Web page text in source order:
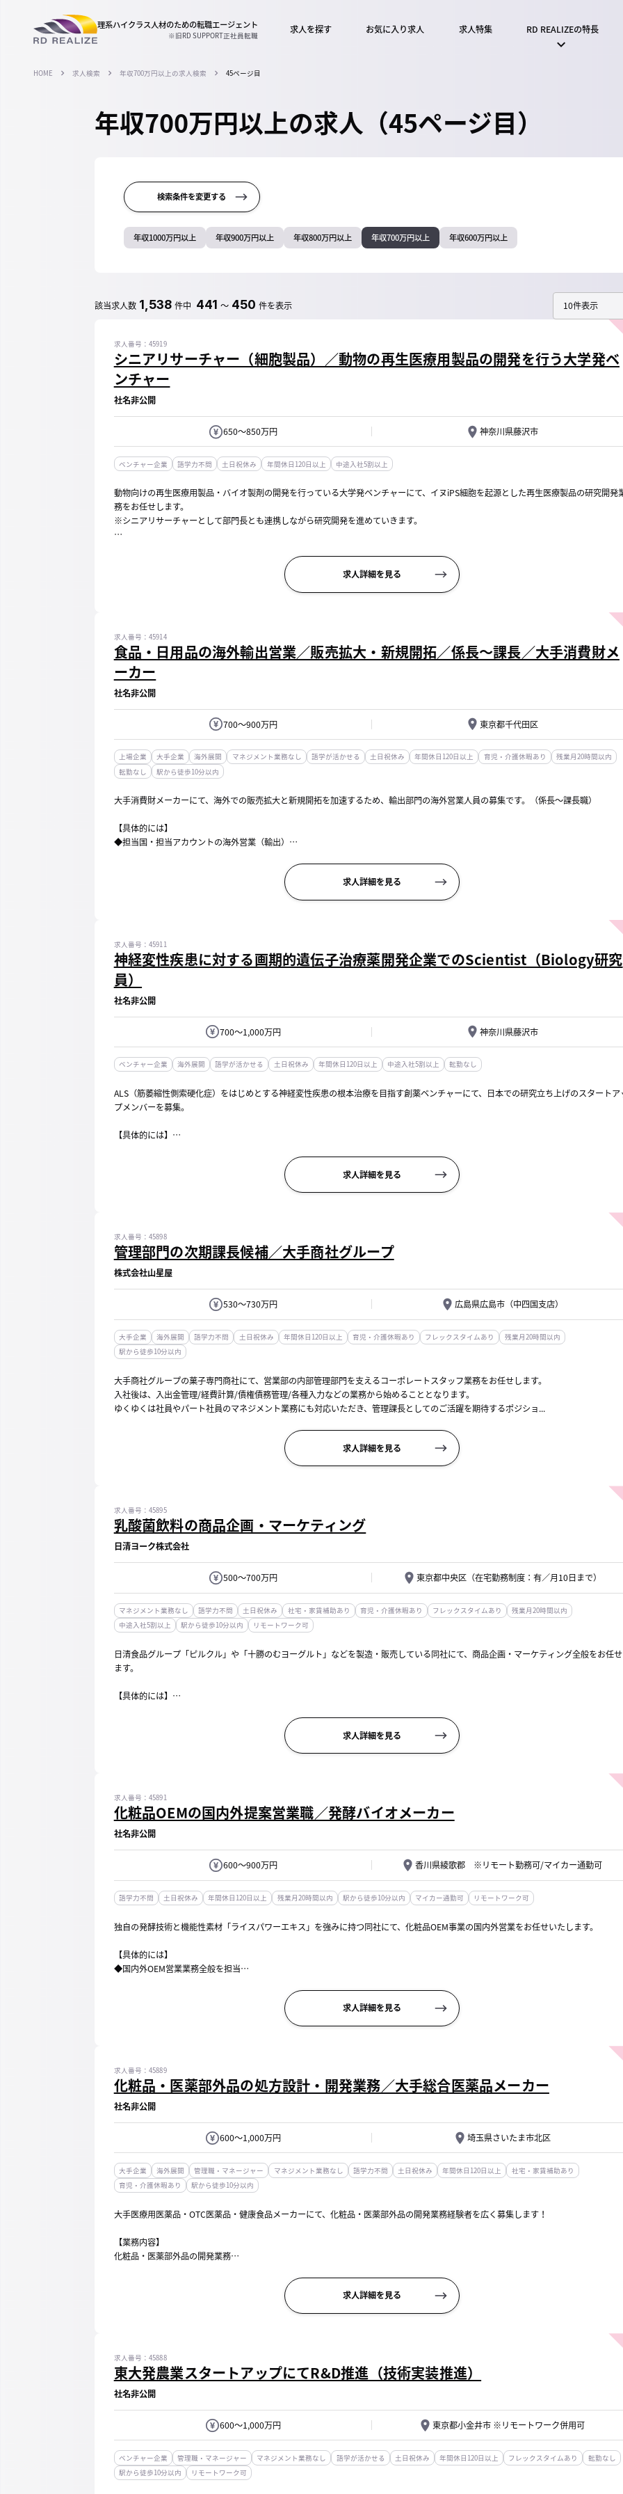
理系ハイクラス人材のための転職エージェント
※旧RD SUPPORT正社員転職 求人を探す お気に入り求人 求人特集 RD REALIZEの特長
HOME 求人検索 年収700万円以上の求人検索 45ページ目
年収700万円以上の求人（45ページ目）
検索条件を変更する
年収1000万円以上 年収900万円以上 年収800万円以上 年収700万円以上 年収600万円以上
該当求人数 1,538 件中 441 ～ 450 件を表示
シニアリサーチャー（細胞製品）／動物の再生医療用製品の開発を行う大学発ベ
ンチャー
求人番号：45919
社名非公開
神奈川県藤沢市
650～850万円
ベンチャー企業 語学力不問 土日祝休み 年間休日120日以上 中途入社5割以上
動物向けの再生医療用製品・バイオ製剤の開発を行っている大学発ベンチャーにて、イヌiPS細胞を起源とした再生医療製品の研究開発
務をお任せします。
※シニアリサーチャーとして部門長とも連携しながら研究開発を進めていきます。
■イヌiPS細胞由来間葉系間質細胞 (ciMSC) の開発～製品化
求人詳細を見る
食品・日用品の海外輸出営業／販売拡大・新規開拓／係長～課長／大手消費財メ
ーカー
求人番号：45914
社名非公開
東京都千代田区
700～900万円
上場企業 大手企業 海外展開 マネジメント業務なし 語学が活かせる 土日祝休み 年間休日120日以上 育児・介護休暇あり
残業月20時間以内
転勤なし
駅から徒歩10分以内
大手消費財メーカーにて、海外での販売拡大と新規開拓を加速するため、輸出部門の海外営業人員の募集です。（係長～課長職）
【具体的には】
◆担当国・担当アカウントの海外営業（輸出）
・海外代理店等と連携した販売拡大施策の企画・...
求人詳細を見る
神経変性疾患に対する画期的遺伝子治療薬開発企業でのScientist（Biology研究
員）
求人番号：45911
社名非公開
神奈川県藤沢市
700～1,000万円
ベンチャー企業 海外展開 語学が活かせる 土日祝休み 年間休日120日以上 中途入社5割以上 転勤なし
ALS（筋萎縮性側索硬化症）をはじめとする神経変性疾患の根本治療を目指す創薬ベンチャーにて、日本での研究立ち上げのスタートア
プメンバーを募集。
【具体的には】
☆哺乳類細胞培養、ウイルス感染実験、遺伝子導入、分子生物学・生化学実験を実施
☆qPCR、RT-qPCR、Western blot、ELISA、免疫染色...
求人詳細を見る
管理部門の次期課長候補／大手商社グループ
求人番号：45898
株式会社山星屋
広島県広島市（中四国支店）
530～730万円
大手企業 海外展開 語学力不問 土日祝休み 年間休日120日以上 育児・介護休暇あり フレックスタイムあり
残業月20時間以内
駅から徒歩10分以内
大手商社グループの菓子専門商社にて、営業部の内部管理部門を支えるコーポレートスタッフ業務をお任せします。
入社後は、入出金管理/経費計算/債権債務管理/各種入力などの業務から始めることとなります。
ゆくゆくは社員やパート社員のマネジメント業務にも対応いただき、管理課長としてのご活躍を期待するポジショ...
求人詳細を見る
乳酸菌飲料の商品企画・マーケティング
求人番号：45895
日清ヨーク株式会社
東京都中央区（在宅勤務制度：有／月10日まで）
500～700万円
マネジメント業務なし 語学力不問 土日祝休み 社宅・家賃補助あり 育児・介護休暇あり フレックスタイムあり
残業月20時間以内
中途入社5割以上
駅から徒歩10分以内 リモートワーク可
日清食品グループ「ピルクル」や「十勝のむヨーグルト」などを製造・販売している同社にて、商品企画・マーケティング全般をお任
ます。
【具体的には】
消費者調査、コンセプトをはじめとした戦略策定、デザイン・損益・表示関連
求人詳細を見る
化粧品OEMの国内外提案営業職／発酵バイオメーカー
求人番号：45891
社名非公開
香川県綾歌郡 ※リモート勤務可/マイカー通勤可
600～900万円
語学力不問 土日祝休み 年間休日120日以上 残業月20時間以内 駅から徒歩10分以内 マイカー通勤可 リモートワーク可
独自の発酵技術と機能性素材「ライスパワーエキス」を強みに持つ同社にて、化粧品OEM事業の国内外営業をお任せいたします。
【具体的には】
◆国内外OEM営業業務全般を担当
・既存OEM先への深耕営業、取引拡大に向けた提案活動
求人詳細を見る
化粧品・医薬部外品の処方設計・開発業務／大手総合医薬品メーカー
求人番号：45889
社名非公開
埼玉県さいたま市北区
600～1,000万円
大手企業 海外展開 管理職・マネージャー マネジメント業務なし 語学力不問 土日祝休み 年間休日120日以上
社宅・家賃補助あり
育児・介護休暇あり
駅から徒歩10分以内
大手医療用医薬品・OTC医薬品・健康食品メーカーにて、化粧品・医薬部外品の開発業務経験者を広く募集します！
【業務内容】
化粧品・医薬部外品の開発業務
■生産部門（弊社生産・品質管理部門および外部製造先）への製造法移管
■外部製造先（OEM・ODMメーカー）マネジメント
求人詳細を見る
東大発農業スタートアップにてR&D推進（技術実装推進）
求人番号：45888
社名非公開
東京都小金井市 ※リモートワーク併用可
600～1,000万円
ベンチャー企業 管理職・マネージャー マネジメント業務なし 語学が活かせる 土日祝休み 年間休日120日以上 フレックスタイムあり
転勤なし
駅から徒歩10分以内
リモートワーク可